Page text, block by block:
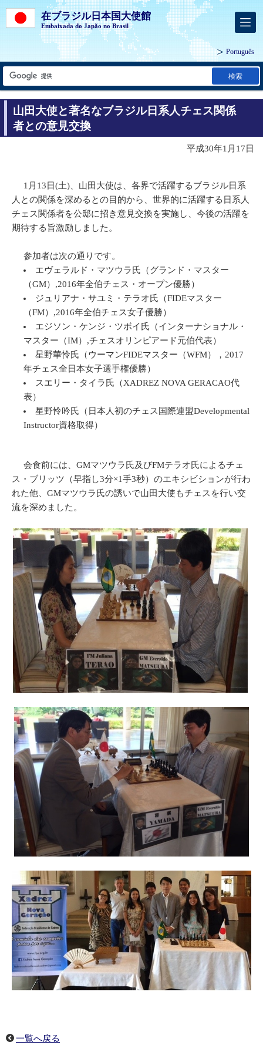
在ブラジル日本国大使館
Embaixada do Japão no Brasil
Português
検索
山田大使と著名なブラジル日系人チェス関係
者との意見交換
平成30年1月17日
1月13日(土)、山田大使は、各界で活躍するブラジル日系
人との関係を深めるとの目的から、世界的に活躍する日系人
チェス関係者を公邸に招き意見交換を実施し、今後の活躍を
期待する旨激励しました。
参加者は次の通りです。
エヴェラルド・マツウラ氏（グランド・マスター
（GM）,2016年全伯チェス・オープン優勝）
ジュリアナ・サユミ・テラオ氏（FIDEマスター
（FM）,2016年全伯チェス女子優勝）
エジソン・ケンジ・ツボイ氏（インターナショナル・
マスター（IM）,チェスオリンピアード元伯代表）
星野華怜氏（ウーマンFIDEマスター（WFM），2017
年チェス全日本女子選手権優勝）
スエリー・タイラ氏（XADREZ NOVA GERACAO代
表）
星野怜吟氏（日本人初のチェス国際連盟Developmental
Instructor資格取得）
会食前には、GMマツウラ氏及びFMテラオ氏によるチェ
ス・ブリッツ（早指し3分×1手3秒）のエキシビションが行わ
れた他、GMマツウラ氏の誘いで山田大使もチェスを行い交
流を深めました。
一覧へ戻る